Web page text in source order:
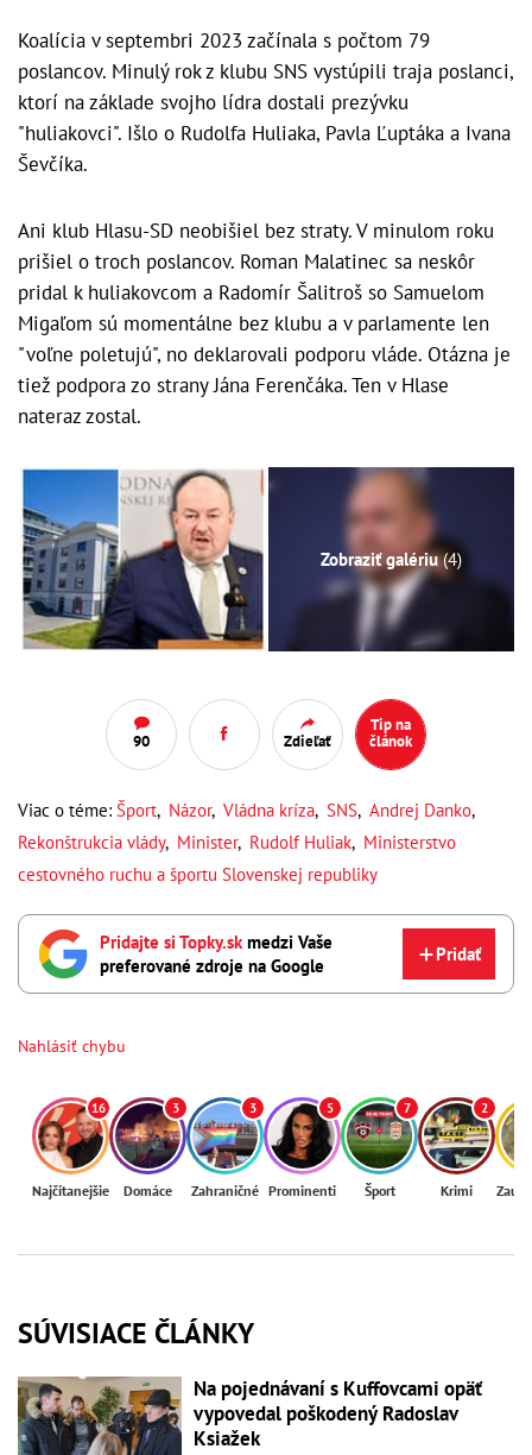
Koalícia v septembri 2023 začínala s počtom 79
poslancov. Minulý rok z klubu SNS vystúpili traja poslanci,
ktorí na základe svojho lídra dostali prezývku
"huliakovci". Išlo o Rudolfa Huliaka, Pavla Ľuptáka a Ivana
Ševčíka.
Ani klub Hlasu-SD neobišiel bez straty. V minulom roku
prišiel o troch poslancov. Roman Malatinec sa neskôr
pridal k huliakovcom a Radomír Šalitroš so Samuelom
Migaľom sú momentálne bez klubu a v parlamente len
"voľne poletujú", no deklarovali podporu vláde. Otázna je
tiež podpora zo strany Jána Ferenčáka. Ten v Hlase
nateraz zostal.
Zobraziť galériu(4)
90 Zdieľať
Tip na
článok
Viac o téme: Šport, Názor, Vládna kríza, SNS, Andrej Danko,
Rekonštrukcia vlády, Minister, Rudolf Huliak, Ministerstvo
cestovného ruchu a športu Slovenskej republiky
Pridajte si Topky.sk medzi Vaše
preferované zdroje na Google
Pridať
Nahlásiť chybu
16
Najčítanejšie
3
Domáce
3
Zahraničné
5
Prominenti
7
Šport
2
Krimi
SÚVISIACE ČLÁNKY
Na pojednávaní s Kuffovcami opäť
vypovedal poškodený Radoslav
Ksiažek